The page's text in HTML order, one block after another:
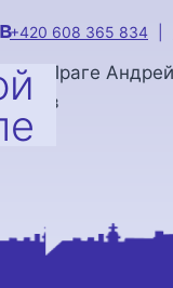
+420 608 365 834